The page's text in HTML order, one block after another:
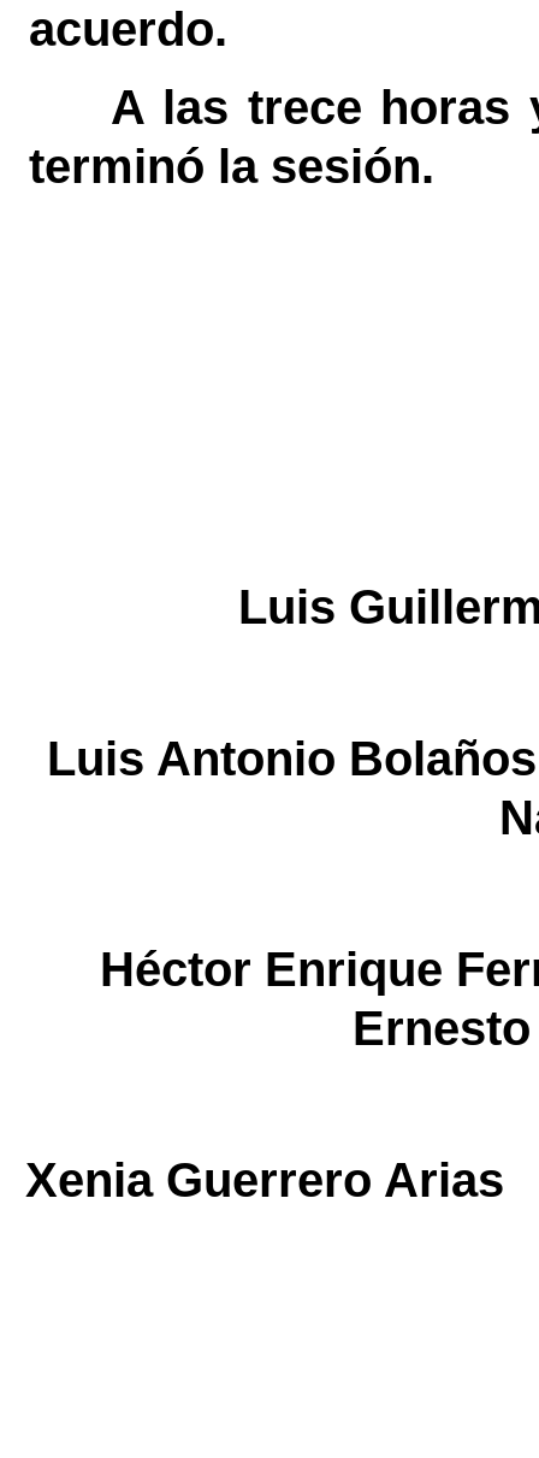
acuerdo.
A las trece horas
terminó la sesión.
Luis
Luis Antonio
Héctor Enrique
Xenia Guerrero